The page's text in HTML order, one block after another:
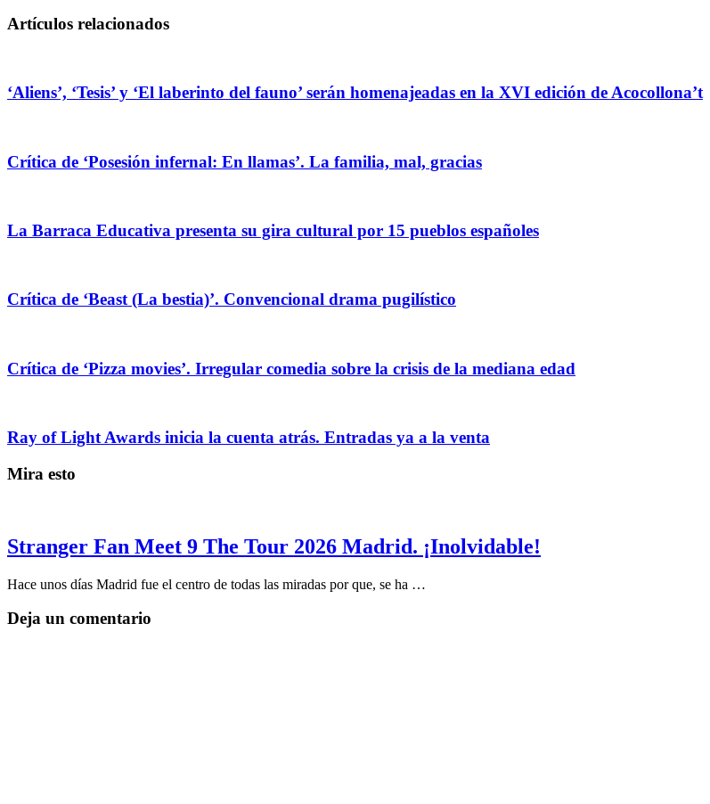
Artículos relacionados
‘Aliens’, ‘Tesis’ y ‘El laberinto del fauno’ serán homenajeadas en la XVI edición de Acocollona’t
Crítica de ‘Posesión infernal: En llamas’. La familia, mal, gracias
La Barraca Educativa presenta su gira cultural por 15 pueblos españoles
Crítica de ‘Beast (La bestia)’. Convencional drama pugilístico
Crítica de ‘Pizza movies’. Irregular comedia sobre la crisis de la mediana edad
Ray of Light Awards inicia la cuenta atrás. Entradas ya a la venta
Mira esto
Stranger Fan Meet 9 The Tour 2026 Madrid. ¡Inolvidable!
Hace unos días Madrid fue el centro de todas las miradas por que, se ha …
Deja un comentario